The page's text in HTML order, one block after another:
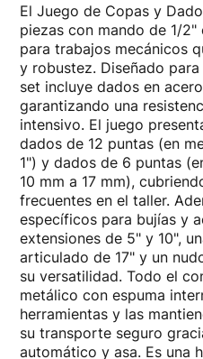
El Juego de Copas y
piezas con mando de 1/2"
para trabajos mecánicos
y robustez. Diseñado
set incluye dados en
garantizando una
intensivo. El juego
dados de 12 puntas (en
1") y dados de 6 puntas
10 mm a 17 mm),
frecuentes en el taller.
específicos para bujías y
extensiones de 5" y 10",
articulado de 17" y un
su versatilidad. Todo el
metálico con espuma
herramientas y las
su transporte seguro
automático y asa. Es una